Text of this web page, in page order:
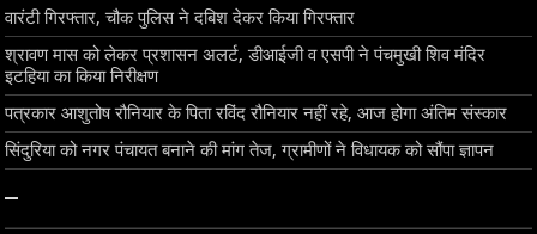
वारंटी गिरफ्तार, चौक पुलिस ने दबिश देकर किया गिरफ्तार
श्रावण मास को लेकर प्रशासन अलर्ट, डीआईजी व एसपी ने पंचमुखी शिव मंदिर
इटहिया का किया निरीक्षण
पत्रकार आशुतोष रौनियार के पिता रविंद रौनियार नहीं रहे, आज होगा अंतिम संस्कार
सिंदुरिया को नगर पंचायत बनाने की मांग तेज, ग्रामीणों ने विधायक को सौंपा ज्ञापन
–